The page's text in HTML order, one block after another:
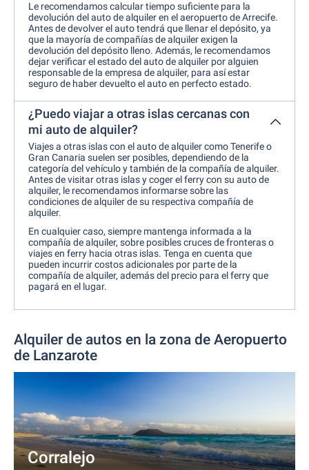
Le recomendamos calcular tiempo suficiente para la
devolución del auto de alquiler en el aeropuerto de Arrecife.
Antes de devolver el auto tendrá que llenar el depósito, ya
que la mayoría de compañías de alquiler exigen la
devolución del depósito lleno. Además, le recomendamos
dejar verificar el estado del auto de alquiler por alguien
responsable de la empresa de alquiler, para así estar
seguro de haber devuelto el auto en perfecto estado.
¿Puedo viajar a otras islas cercanas con
mi auto de alquiler?
Viajes a otras islas con el auto de alquiler como Tenerife o
Gran Canaria suelen ser posibles, dependiendo de la
categoría del vehículo y también de la compañía de alquiler.
Antes de visitar otras islas y coger el ferry con su auto de
alquiler, le recomendamos informarse sobre las
condiciones de alquiler de su respectiva compañía de
alquiler.
En cualquier caso, siempre mantenga informada a la
compañía de alquiler, sobre posibles cruces de fronteras o
viajes en ferry hacia otras islas. Tenga en cuenta que
pueden incurrir costos adicionales por parte de la
compañía de alquiler, además del precio para el ferry que
pagará en el lugar.
Alquiler de autos en la zona de Aeropuerto
de Lanzarote
Corralejo